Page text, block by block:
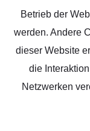
Betrieb der
werden. Andere
dieser Website
die
Netzwerken